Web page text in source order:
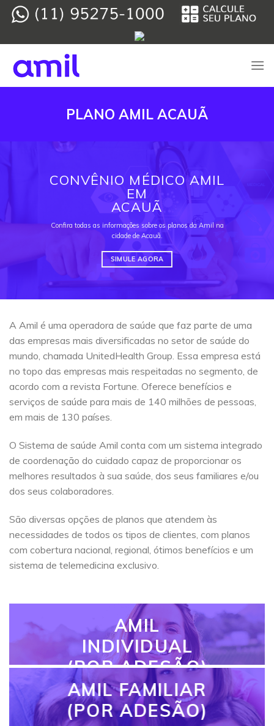
Skip
PLANO AMIL ACAUÃ
CONVÊNIO MÉDICO AMIL
EM
ACAUÃ
Confira todas as informações sobre os planos da Amil na
cidade de Acauã.
SIMULE AGORA
A Amil é uma operadora de saúde que faz parte de uma
das empresas mais diversificadas no setor de saúde do
mundo, chamada UnitedHealth Group. Essa empresa está
no topo das empresas mais respeitadas no segmento, de
acordo com a revista Fortune. Oferece benefícios e
serviços de saúde para mais de 140 milhões de pessoas,
em mais de 130 países.
O Sistema de saúde Amil conta com um sistema integrado
de coordenação do cuidado capaz de proporcionar os
melhores resultados à sua saúde, dos seus familiares e/ou
dos seus colaboradores.
São diversas opções de planos que atendem às
necessidades de todos os tipos de clientes, com planos
com cobertura nacional, regional, ótimos benefícios e um
sistema de telemedicina exclusivo.
AMIL
INDIVIDUAL
(POR ADESÃO)
AMIL FAMILIAR
(POR ADESÃO)